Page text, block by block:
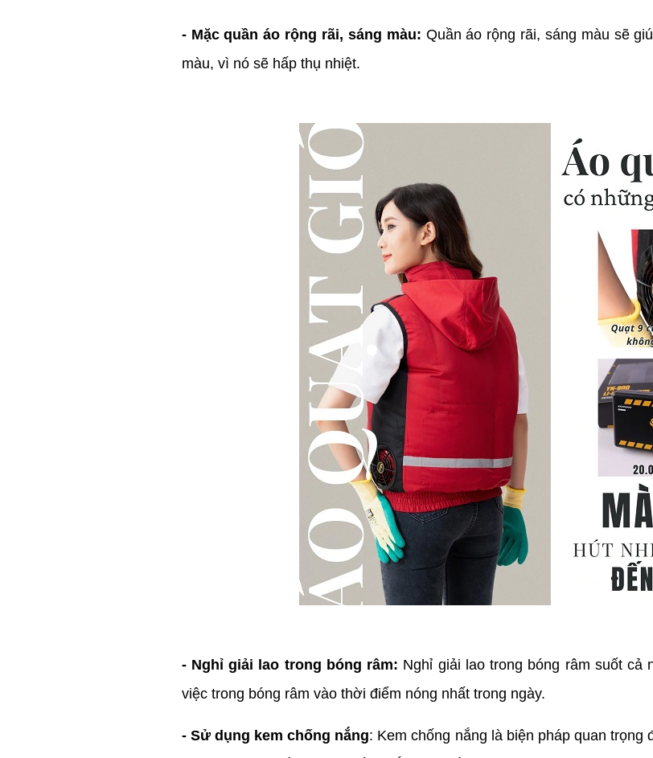
- Mặc quần áo rộng rãi, sáng màu: Quần áo rộng rãi, sáng màu sẽ
màu, vì nó sẽ hấp thụ nhiệt.
- Nghỉ giải lao trong bóng râm: Nghỉ giải lao trong bóng râm suốt cả
việc trong bóng râm vào thời điểm nóng nhất trong ngày.
- Sử dụng kem chống nắng: Kem chống nắng là biện pháp quan trọng